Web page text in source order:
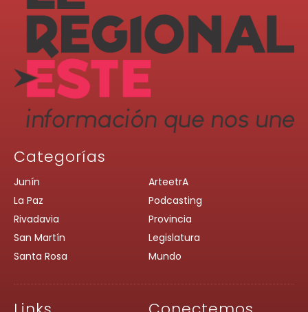
Categorías
Junín
La Paz
Rivadavia
San Martín
Santa Rosa
ArteetrA
Podcasting
Provincia
Legislatura
Mundo